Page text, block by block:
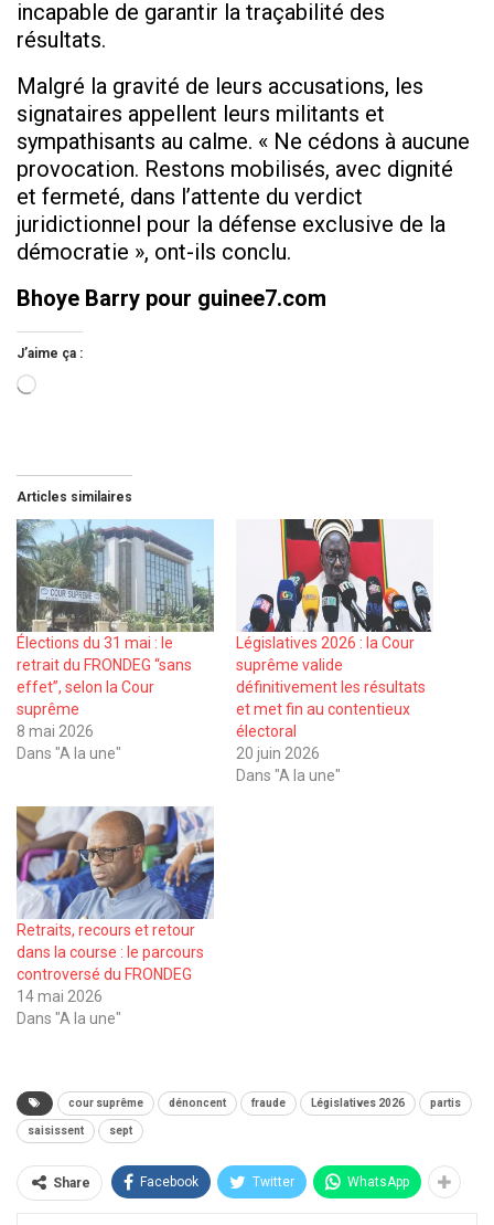
incapable de garantir la traçabilité des
résultats.
Malgré la gravité de leurs accusations, les
signataires appellent leurs militants et
sympathisants au calme. « Ne cédons à aucune
provocation. Restons mobilisés, avec dignité
et fermeté, dans l’attente du verdict
juridictionnel pour la défense exclusive de la
démocratie », ont-ils conclu.
Bhoye Barry pour guinee7.com
J’aime ça :
Chargement…
Articles similaires
Élections du 31 mai : le
retrait du FRONDEG “sans
effet”, selon la Cour
suprême
8 mai 2026
Dans "A la une"
Législatives 2026 : la Cour
suprême valide
définitivement les résultats
et met fin au contentieux
électoral
20 juin 2026
Dans "A la une"
Retraits, recours et retour
dans la course : le parcours
controversé du FRONDEG
14 mai 2026
Dans "A la une"
cour suprême dénoncent fraude Législatives 2026 partis
saisissent sept
Share Facebook Twitter WhatsApp